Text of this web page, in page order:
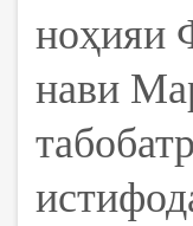
ноҳияи
нави